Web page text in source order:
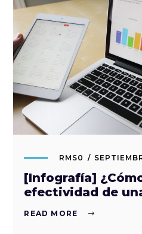
RMS0
[Infografía]
efectividad de
READ MORE